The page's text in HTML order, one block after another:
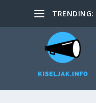
TRENDING: